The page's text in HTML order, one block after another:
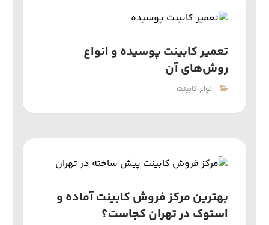
تعمیر کابینت پوسیده و انواع
روش‌های آن
انواع کابینت
بهترین مرکز فروش کابینت آماده و
استوک در تهران کجاست؟